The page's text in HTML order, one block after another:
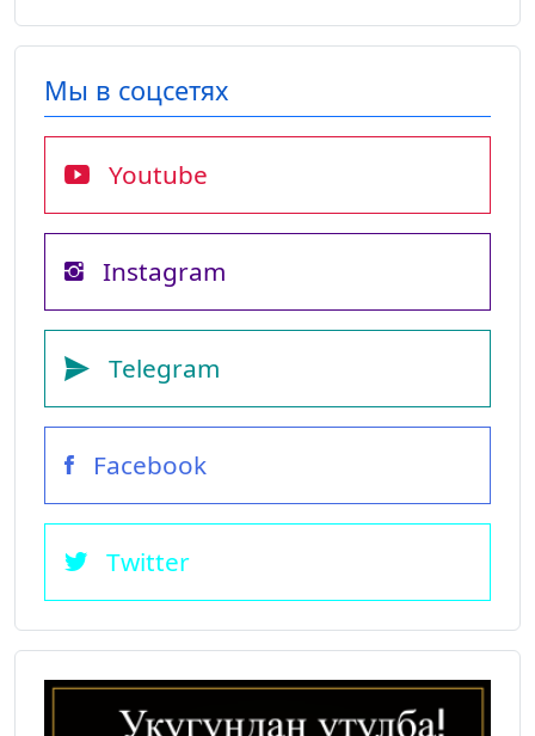
Мы в соцсетях
Youtube
Instagram
Telegram
Facebook
Twitter